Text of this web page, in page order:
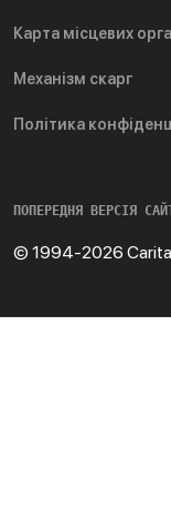
Карта місцевих
Механізм скарг
Політика
ПОПЕРЕДНЯ ВЕРСІЯ
© 1994-2026